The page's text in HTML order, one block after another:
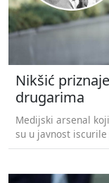
Nikšić
drugarima
Medijski arsenal
su u javnost